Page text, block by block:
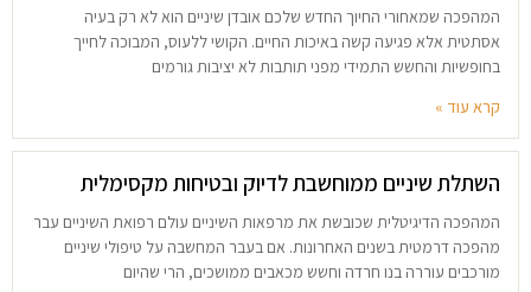
המהפכה שמאחורי החיוך החדש שלכם אובדן שיניים הוא לא רק בעיה
אסתטית אלא פגיעה קשה באיכות החיים. הקושי ללעוס, המבוכה לחייך
בחופשיות והחשש התמידי מפני תותבות לא יציבות גורמים
קרא עוד »
השתלת שיניים ממוחשבת לדיוק ובטיחות מקסימלית
המהפכה הדיגיטלית שכובשת את מרפאות השיניים עולם רפואת השיניים עבר
מהפכה דרמטית בשנים האחרונות. אם בעבר המחשבה על טיפולי שיניים
מורכבים עוררה בנו חרדה וחשש מכאבים ממושכים, הרי שהיום